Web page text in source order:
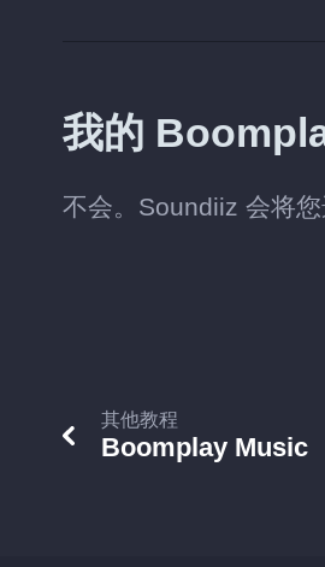
我的
不会。Soundiiz 会将
其他教程
Boomplay Music